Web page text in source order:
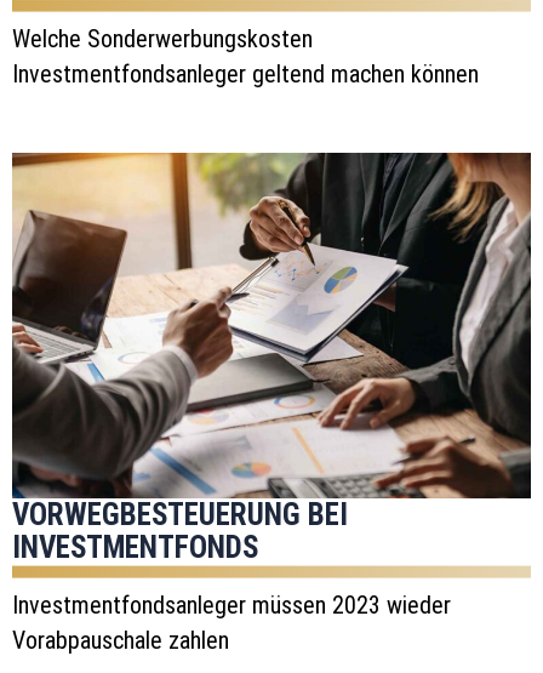
Welche Sonderwerbungskosten
Investmentfondsanleger geltend machen können
VORWEGBESTEUERUNG BEI
INVESTMENTFONDS
Investmentfondsanleger müssen 2023 wieder
Vorabpauschale zahlen